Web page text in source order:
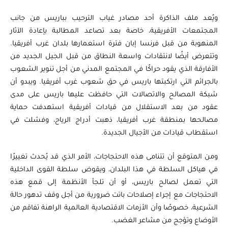
ويُعد ملف الذاكرة أحد مصادر غياب الترحيب بباريس من جانب
المجتمعات الأفريقية، خاصة بعد تصاعد المطالبة بإعادة الآثار
المنهوبة من قبل فرنسا إبان فترة استعمارها بلدان غرب أفريقيا.
وتتعرض أيضًا لانتقادات واسعة النطاق من قبل الجيل الجديد من
الأفارقة الذي يقود حراكًا في المجتمع المدني من أجل تنوير الشعوب
بالجرائم التي ارتكبتها باريس في حق شعوب غرب أفريقيا. ويبدو أن
شبكة المصالح والاتصالات التي حافظت عليها باريس على مدى
عقود من بعد الاستقلال من قيادات أفريقية استهدفت حماية
مصالحها بمنطقة غرب أفريقيا، ذهبت أدراج الرياح، وفشلت في
استقطاب قيادات من الأجيال الجديدة.
ومن المتوقع أن تتنامى هذه الاحتجاجات، الأمر الذي قد يُحدث تغييرًا
في هياكل السلطة في هذا البلدان، ويقوض سلطة القوى الداخلية
التي تعمل لصالح باريس، أو أن تلجأ الأنظمة إلى قمع هذه
الاحتجاجات مع إجراء إصلاحات باتت ضرورية من أجل وقف تدهور حالة
الشرعية، خصوصًا وأن الأزمات الاقتصادية العالمية الراهنة تفاقم من
الأوضاع وتؤجج من مشاعر الغضب.